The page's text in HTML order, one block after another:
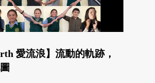
愛流浪】流動的軌跡，